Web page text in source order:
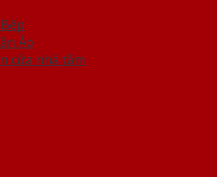
Áo
cửa nhà tắm